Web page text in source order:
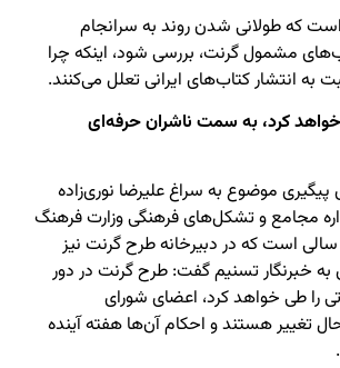
است که طولانی شدن روند به سرانجام
مشمول گرنت،‌ بررسی شود،‌ اینکه چرا
به انتشار کتاب‌های ایرانی تعلل می‌کنند.
کرد،‌ به سمت ناشران حرفه‌ای
پیگیری موضوع به سراغ علیرضا نوری‌زاده
مجامع و تشکل‌های فرهنگی وزارت فرهنگ
سالی است که در دبیرخانه طرح گرنت نیز
خبرنگار تسنیم گفت:‌ طرح گرنت در دور
را طی خواهد کرد،‌ اعضای شورای
تغییر هستند و احکام آن‌ها هفته آینده